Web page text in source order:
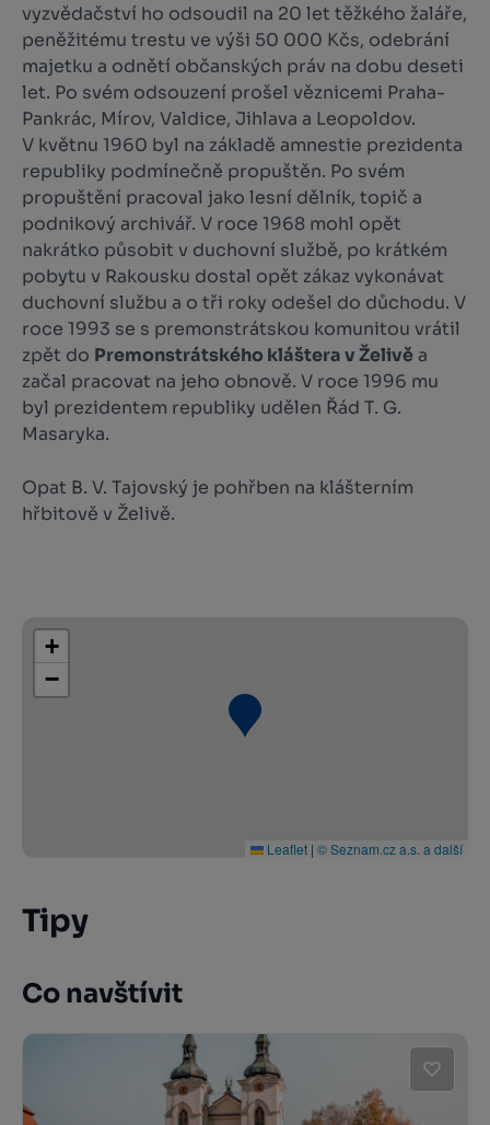
vyzvědačství ho odsoudil na 20 let těžkého žaláře,
peněžitému trestu ve výši 50 000 Kčs, odebrání
majetku a odnětí občanských práv na dobu deseti
let. Po svém odsouzení prošel věznicemi Praha-
Pankrác, Mírov, Valdice, Jihlava a Leopoldov.
V květnu 1960 byl na základě amnestie prezidenta
republiky podmínečně propuštěn. Po svém
propuštění pracoval jako lesní dělník, topič a
podnikový archivář. V roce 1968 mohl opět
nakrátko působit v duchovní službě, po krátkém
pobytu v Rakousku dostal opět zákaz vykonávat
duchovní službu a o tři roky odešel do důchodu. V
roce 1993 se s premonstrátskou komunitou vrátil
zpět do Premonstrátského kláštera v Želivě a
začal pracovat na jeho obnově. V roce 1996 mu
byl prezidentem republiky udělen Řád T. G.
Masaryka.
Opat B. V. Tajovský je pohřben na klášterním
hřbitově v Želivě.
+
−
Leaflet | © Seznam.cz a.s. a další
Tipy
Co navštívit